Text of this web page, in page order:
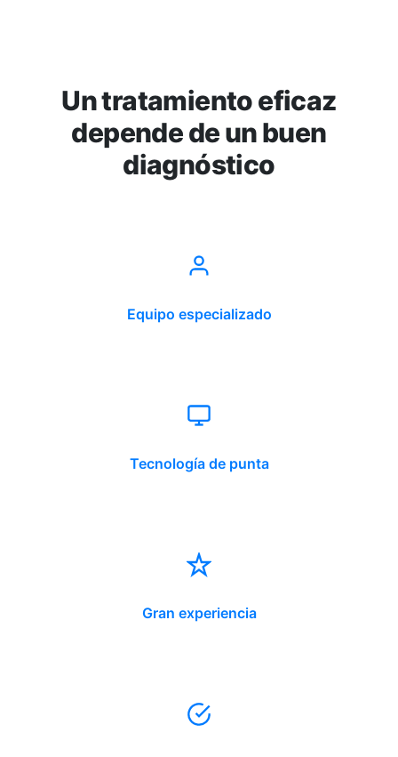
Un tratamiento eficaz
depende de un buen
diagnóstico
Equipo especializado
Tecnología de punta
Gran experiencia